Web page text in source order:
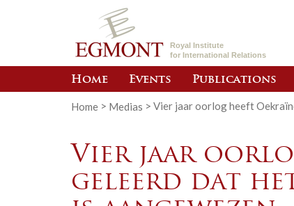
Royal Institute
for International Relations
Home Events Publications
Home > Medias > Vier jaar oorlog heeft
Vier jaar
geleerd dat